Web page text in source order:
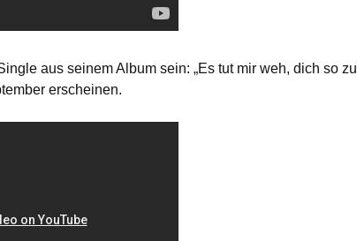
aus seinem Album sein: „Es tut mir weh, dich so zu
erscheinen.